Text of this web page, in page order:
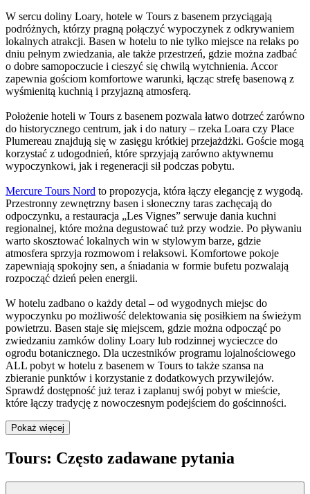
W sercu doliny Loary, hotele w Tours z basenem przyciągają
podróżnych, którzy pragną połączyć wypoczynek z odkrywaniem
lokalnych atrakcji. Basen w hotelu to nie tylko miejsce na relaks po
dniu pełnym zwiedzania, ale także przestrzeń, gdzie można zadbać
o dobre samopoczucie i cieszyć się chwilą wytchnienia. Accor
zapewnia gościom komfortowe warunki, łącząc strefę basenową z
wyśmienitą kuchnią i przyjazną atmosferą.
Położenie hoteli w Tours z basenem pozwala łatwo dotrzeć zarówno
do historycznego centrum, jak i do natury – rzeka Loara czy Place
Plumereau znajdują się w zasięgu krótkiej przejażdżki. Goście mogą
korzystać z udogodnień, które sprzyjają zarówno aktywnemu
wypoczynkowi, jak i regeneracji sił podczas pobytu.
Mercure Tours Nord to propozycja, która łączy elegancję z wygodą.
Przestronny zewnętrzny basen i słoneczny taras zachęcają do
odpoczynku, a restauracja „Les Vignes” serwuje dania kuchni
regionalnej, które można degustować tuż przy wodzie. Po pływaniu
warto skosztować lokalnych win w stylowym barze, gdzie
atmosfera sprzyja rozmowom i relaksowi. Komfortowe pokoje
zapewniają spokojny sen, a śniadania w formie bufetu pozwalają
rozpocząć dzień pełen energii.
W hotelu zadbano o każdy detal – od wygodnych miejsc do
wypoczynku po możliwość delektowania się posiłkiem na świeżym
powietrzu. Basen staje się miejscem, gdzie można odpocząć po
zwiedzaniu zamków doliny Loary lub rodzinnej wycieczce do
ogrodu botanicznego. Dla uczestników programu lojalnościowego
ALL pobyt w hotelu z basenem w Tours to także szansa na
zbieranie punktów i korzystanie z dodatkowych przywilejów.
Sprawdź dostępność już teraz i zaplanuj swój pobyt w mieście,
które łączy tradycję z nowoczesnym podejściem do gościnności.
Pokaż więcej
Tours: Często zadawane pytania